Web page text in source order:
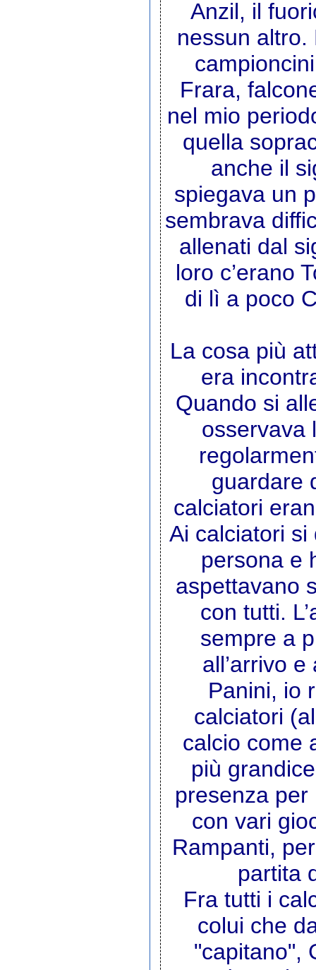
Anzil, il
nessun
Frara,
nel mio
quella
anche il
spiegava un
sembrava
allenati dal
loro c’erano
di lì a poco
La cosa più
era
Quando si
osservava
guardare
calciatori
Ai calciatori si
persona e
aspettavano
con tutti.
sempre a
all’arrivo
Panini, io
calciatori
calcio come
più
presenza
con vari
Rampanti,
partita
Fra tutti i
colui che
"capitano",